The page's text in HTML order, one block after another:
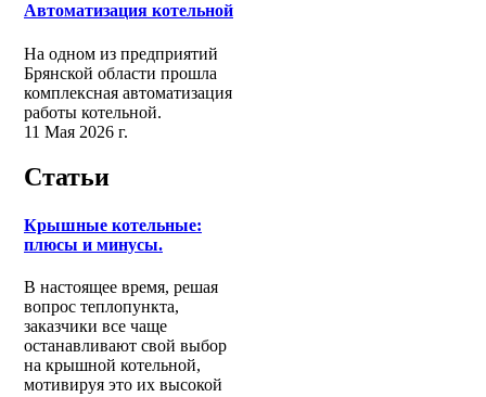
Автоматизация котельной
На одном из предприятий
Брянской области прошла
комплексная автоматизация
работы котельной.
11 Мая 2026 г.
Статьи
Крышные котельные:
плюсы и минусы.
В настоящее время, решая
вопрос теплопункта,
заказчики все чаще
останавливают свой выбор
на крышной котельной,
мотивируя это их высокой